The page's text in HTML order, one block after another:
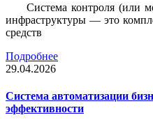
Система контроля (или
инфраструктуры — это
средств
Подробнее
29.04.2026
Система автоматизации
эффективности